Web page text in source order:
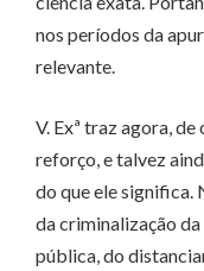
nos períodos da
relevante.
V. Exª traz agora,
reforço, e talvez
do que ele significa.
da criminalização
pública, do